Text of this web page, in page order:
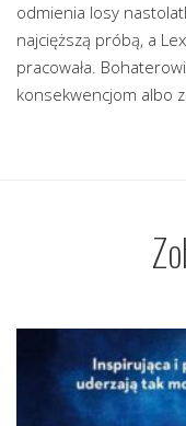
odmienia losy
najcięższą próbą, a
pracowała.
konsekwencjom albo